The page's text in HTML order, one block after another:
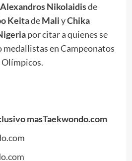
Alexandros Nikolaidisde
KeitadeMaliyChika
por citar a quienes se
medallistas en Campeonatos
Olímpicos.
masTaekwondo.com